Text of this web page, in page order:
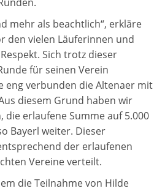
mehr als beachtlich“, erkläre
den vielen Läuferinnen und
Sich trotz dieser
für seinen Verein
eng verbunden die Altenaer mit
diesem Grund haben wir
die erlaufene Summe auf 5.000
Bayerl weiter. Dieser
der erlaufenen
Vereine verteilt.
die Teilnahme von Hilde